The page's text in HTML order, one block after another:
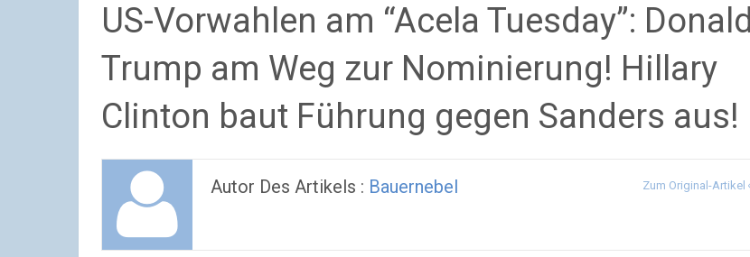
US-Vorwahlen am “Acela Tuesday”: Donald
Trump am Weg zur Nominierung! Hillary
Clinton baut Führung gegen Sanders aus!
Autor Des Artikels : Bauernebel Zum Original-Artikel